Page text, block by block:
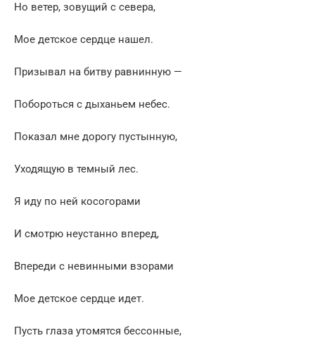
Но ветер, зовущий с севера,
Мое детское сердце нашел.
Призывал на битву равнинную —
Побороться с дыханьем небес.
Показал мне дорогу пустынную,
Уходящую в темный лес.
Я иду по ней косогорами
И смотрю неустанно вперед,
Впереди с невинными взорами
Мое детское сердце идет.
Пусть глаза утомятся бессонные,